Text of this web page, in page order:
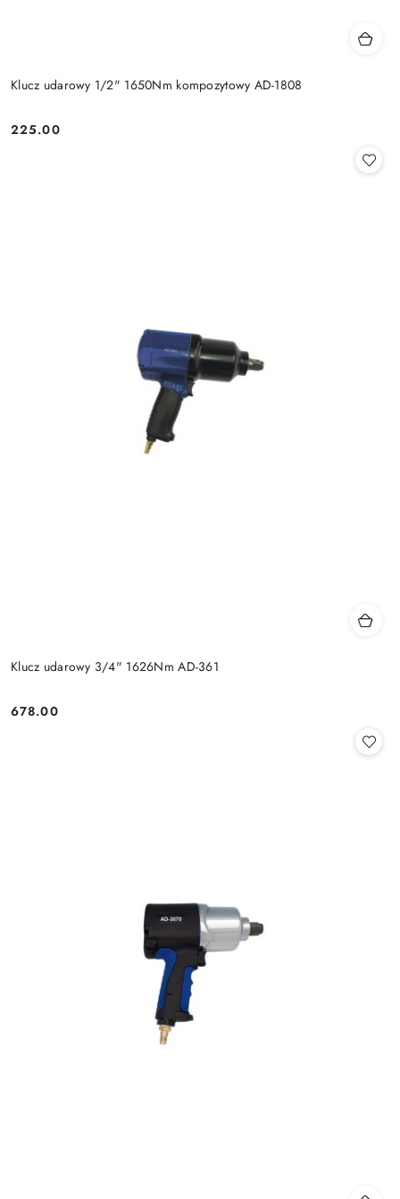
Klucz udarowy 1/2" 1650Nm kompozytowy AD-1808
Cena:
225.00
Klucz udarowy 3/4" 1626Nm AD-361
Cena:
678.00